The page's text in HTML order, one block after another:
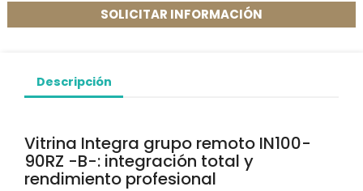
SOLICITAR INFORMACIÓN
Descripción
Vitrina Integra grupo remoto IN100-
90RZ -B-: integración total y
rendimiento profesional